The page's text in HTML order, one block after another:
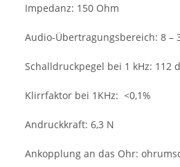
Impedanz: 150 Ohm
Audio-Übertragungsbereich: 8 –
Schalldruckpegel bei 1 kHz: 112
Klirrfaktor bei 1KHz: <0,1%
Andruckkraft: 6,3 N
Ankopplung an das Ohr: